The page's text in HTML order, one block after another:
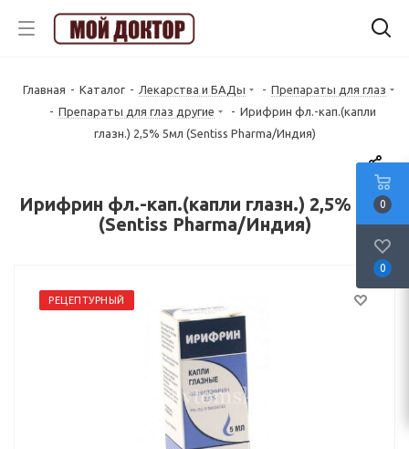
Главная - Каталог - Лекарства и БАДы - Препараты для глаз
- Препараты для глаз другие - Ирифрин фл.-кап.(капли
глазн.) 2,5% 5мл (Sentiss Pharma/Индия)
Ирифрин фл.-кап.(капли глазн.) 2,5% 5мл
(Sentiss Pharma/Индия)
РЕЦЕПТУРНЫЙ
0
0